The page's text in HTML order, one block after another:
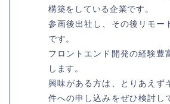
構築をしている企業です。
参画後出社し、その後リモー
です。
フロントエンド開発の経験豊
します。
興味がある方は、とりあえず
件への申し込みをぜひ検討し